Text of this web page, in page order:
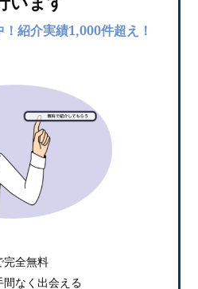
紹介実績1,000件超え！
完全無料
間なく出会える